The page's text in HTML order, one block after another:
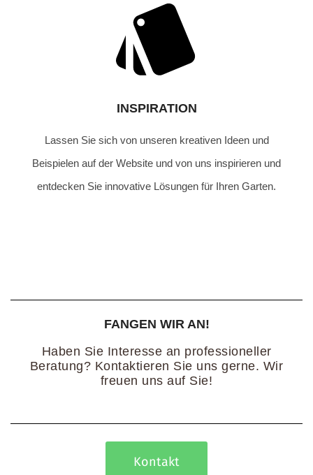
INSPIRATION
Lassen Sie sich von unseren kreativen Ideen und
Beispielen auf der Website und von uns inspirieren und
entdecken Sie innovative Lösungen für Ihren Garten.
FANGEN WIR AN!
Haben Sie Interesse an professioneller
Beratung? Kontaktieren Sie uns gerne. Wir
freuen uns auf Sie!
Kontakt